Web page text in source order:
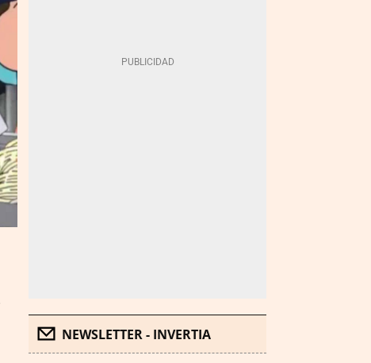
NEWSLETTER - INVERTIA